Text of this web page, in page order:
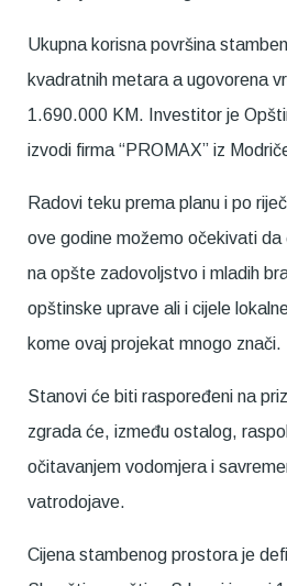
Ukupna korisna površina
kvadratnih metara a ugovorena
1.690.000 KM. Investitor je
izvodi firma “PROMAX” iz
Radovi teku prema planu i po
ove godine možemo očekivati
na opšte zadovoljstvo i mladih
opštinske uprave ali i cijele
kome ovaj projekat mnogo znači.
Stanovi će biti raspoređeni na
zgrada će, između ostalog,
očitavanjem vodomjera i
vatrodojave.
Cijena stambenog prostora je